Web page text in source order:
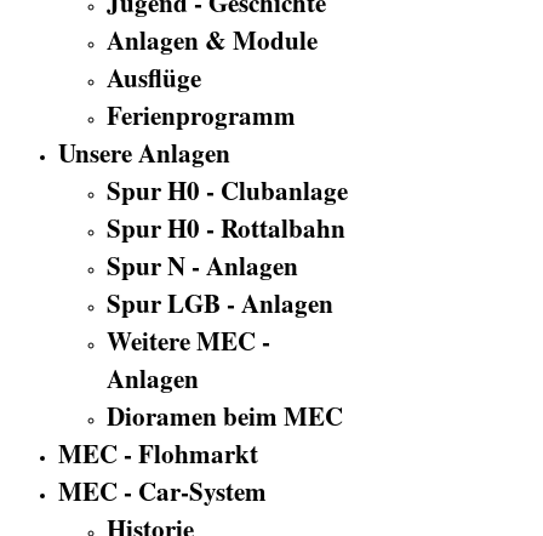
Anlagen & Module
Ausflüge
Ferienprogramm
Unsere Anlagen
Spur H0 - Clubanlage
Spur H0 - Rottalbahn
Spur N - Anlagen
Spur LGB - Anlagen
Weitere MEC -
Anlagen
Dioramen beim MEC
MEC - Flohmarkt
MEC - Car-System
Historie